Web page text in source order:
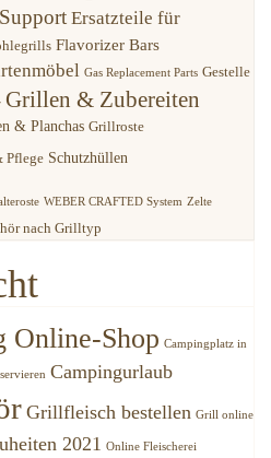
Ersatzteile für
Flavorizer Bars
Gas Replacement Parts Gestelle
Grillen & Zubereiten
& Planchas Grillroste
Pflege Schutzhüllen
WEBER CRAFTED System Zelte
nach Grilltyp
Online-Shop Campingplatz in
Campingurlaub
Grillfleisch bestellen Grill online
2021 Online Fleischerei